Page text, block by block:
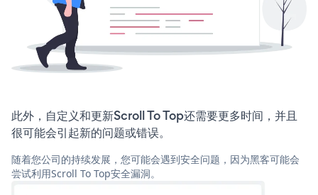
此外，自定义和更新Scroll To Top还需要更多时间，并且
很可能会引起新的问题或错误。
随着您公司的持续发展，您可能会遇到安全问题，因为黑客可能会
尝试利用Scroll To Top安全漏洞。